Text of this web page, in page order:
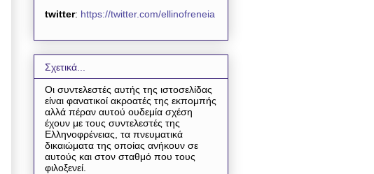
twitter: https://twitter.com/ellinofreneia
Σχετικά...
Οι συντελεστές αυτής της ιστοσελίδας
είναι φανατικοί ακροατές της εκπομπής
αλλά πέραν αυτού ουδεμία σχέση
έχουν με τους συντελεστές της
Ελληνοφρένειας, τα πνευματικά
δικαιώματα της οποίας ανήκουν σε
αυτούς και στον σταθμό που τους
φιλοξενεί.